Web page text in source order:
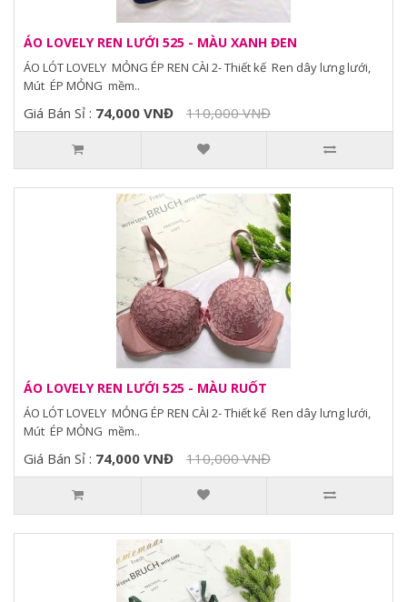
ÁO LOVELY REN LƯỚI 525 - MÀU XANH ĐEN
ÁO LÓT LOVELY MỎNG ÉP REN CÀI 2- Thiết kế Ren dây lưng lưới,
Mút ÉP MỎNG mềm..
Giá Bán Sỉ : 74,000 VNĐ 110,000 VNĐ
ÁO LOVELY REN LƯỚI 525 - MÀU RUỐT
ÁO LÓT LOVELY MỎNG ÉP REN CÀI 2- Thiết kế Ren dây lưng lưới,
Mút ÉP MỎNG mềm..
Giá Bán Sỉ : 74,000 VNĐ 110,000 VNĐ